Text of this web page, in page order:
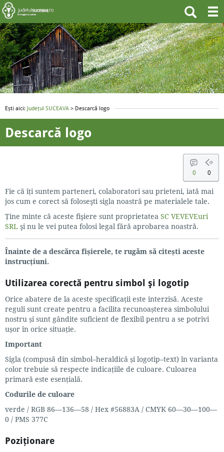
Ești aici: Județul SUCEAVA > Descarcă logo
Descarcă logo
0 0
Fie că îţi suntem parteneri, colaboratori sau prieteni, iată mai
jos cum e corect să foloseşti sigla noastră pe materialele tale.
Ţine minte că aceste fişiere sunt proprietatea SC VEVEVEuri
SRL şi nu le vei putea folosi legal fără aprobarea noastră.
Înainte de a descărca fișierele, te rugăm să citești aceste
instrucțiuni.
Utilizarea corectă pentru simbol şi logotip
Orice abatere de la aceste specificaţii este interzisă. Aceste
reguli sunt create pentru a facilita recunoașterea simbolului
nostru și sunt gândite suficient de flexibil pentru a se potrivi
ușor în orice situație.
Important
Sigla (compusă din simbol–heraldică și logotip–text) în varianta
color trebuie să respecte indicaţiile de culoare. Culoarea
primară este esenţială.
Codurile de culoare
verde / RGB 86—136—58 / Hex #56883A / CMYK 60—30—100—
0 / PMS 377C
Poziţionare